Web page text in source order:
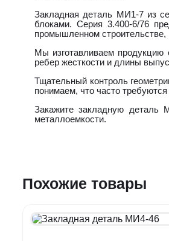
Закладная деталь МИ1-7 из
блоками. Серия 3.400-6/76
промышленном строительстве,
Мы изготавливаем продукцию
ребер жесткости и длины
Тщательный контроль
понимаем, что часто
Закажите закладную деталь
металлоемкости.
Похожие товары